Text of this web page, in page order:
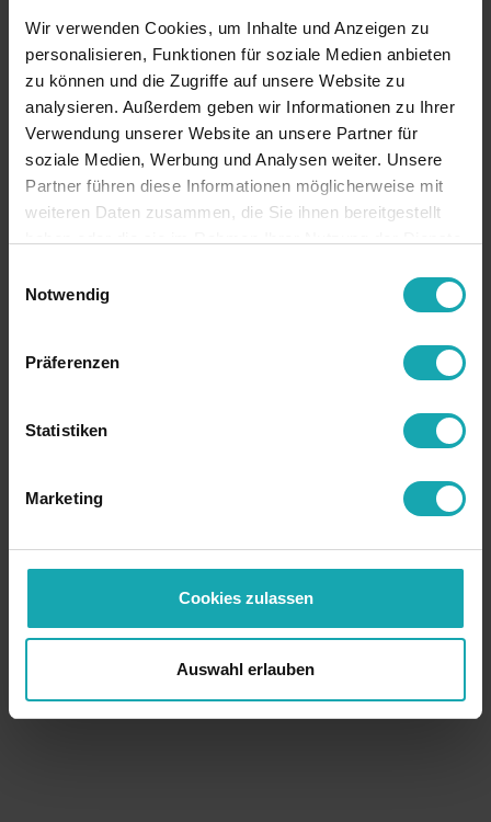
Wir verwenden Cookies, um Inhalte und Anzeigen zu
personalisieren, Funktionen für soziale Medien anbieten
zu können und die Zugriffe auf unsere Website zu
analysieren. Außerdem geben wir Informationen zu Ihrer
Verwendung unserer Website an unsere Partner für
soziale Medien, Werbung und Analysen weiter. Unsere
Partner führen diese Informationen möglicherweise mit
weiteren Daten zusammen, die Sie ihnen bereitgestellt
Notwendig
Präferenzen
Statistiken
Marketing
Cookies zulassen
Auswahl erlauben